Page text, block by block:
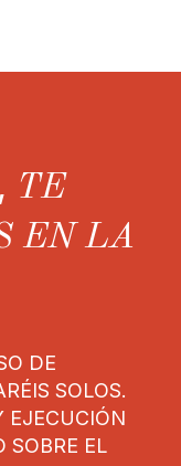
TE
EN LA
DE
SOLOS.
EJECUCIÓN
SOBRE EL